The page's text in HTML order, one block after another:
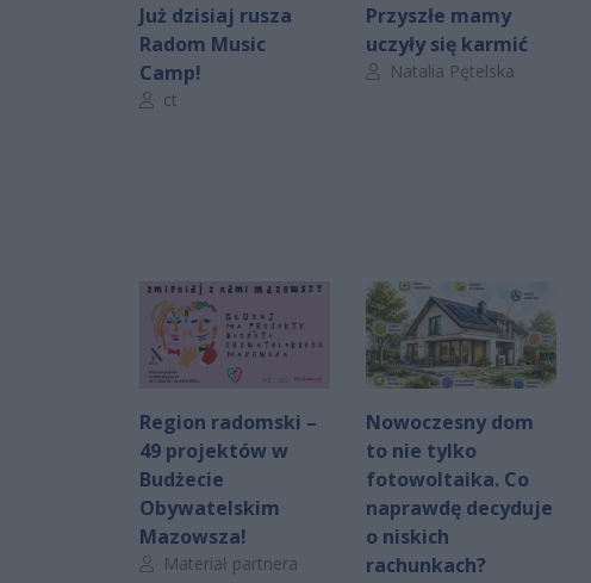
Już dzisiaj rusza
Radom Music
Camp!
Autor artykułu:
ct
Przyszłe mamy
uczyły się karmić
Autor artykułu:
Natalia Pętelska
Region radomski –
49 projektów w
Budżecie
Obywatelskim
Mazowsza!
Autor artykułu:
Materiał partnera
Nowoczesny dom
to nie tylko
fotowoltaika. Co
naprawdę decyduje
o niskich
rachunkach?